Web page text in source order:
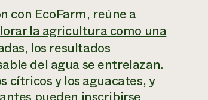
con EcoFarm, reúne a
la agricultura como una
los resultados
del agua se entrelazan.
cítricos y los aguacates, y